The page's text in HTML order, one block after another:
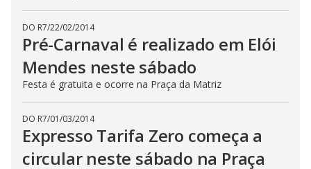
DO R7/22/02/2014
Pré-Carnaval é realizado em Elói
Mendes neste sábado
Festa é gratuita e ocorre na Praça da Matriz
DO R7/01/03/2014
Expresso Tarifa Zero começa a
circular neste sábado na Praça